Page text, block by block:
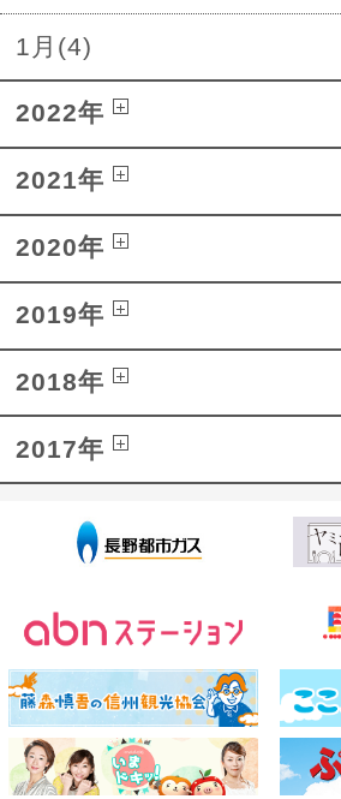
1月(4)
2022年
2021年
2020年
2019年
2018年
2017年